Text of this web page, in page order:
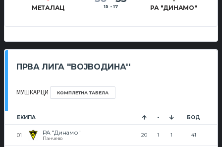
МЕТАЛАЦ 15 - 17 РА "ДИНАМО"
ПРВА ЛИГА ''ВОЈВОДИНА''
МУШКАРЦИ КОМПЛЕТНА ТАБЕЛА
ЕКИПА - БОД
РА "Динамо"
Панчево
20 1 1 41